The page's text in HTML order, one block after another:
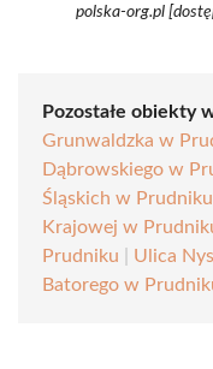
polska-org.pl
Pozostałe obiekty
Grunwaldzka w
Dąbrowskiego w
Śląskich w Prudniku
Krajowej w
Prudniku
Ulica
Batorego w